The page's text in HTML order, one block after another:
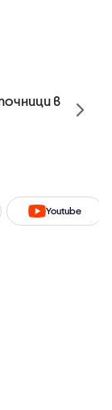
в
Youtube